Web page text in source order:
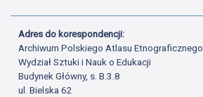
Adres do korespondencji:
Archiwum Polskiego Atlasu Etnograficznego
Wydział Sztuki i Nauk o Edukacji
Budynek Główny, s. B.3.8
ul. Bielska 62